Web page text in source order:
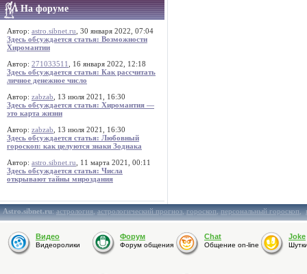
На форуме
Автор: astro.sibnet.ru , 30 января 2022, 07:04
Здесь обсуждается статья: Возможности
Хиромантии
Автор: 271033511
, 16 января 2022, 12:18
Здесь обсуждается статья: Как рассчитать
личное денежное число
Автор: zabzab , 13 июля 2021, 16:30
Здесь обсуждается статья: Хиромантия —
это карта жизни
Автор: zabzab , 13 июля 2021, 16:30
Здесь обсуждается статья: Любовный
гороскоп: как целуются знаки Зодиака
Автор: astro.sibnet.ru , 11 марта 2021, 00:11
Здесь обсуждается статья: Числа
открывают тайны мироздания
Astro.sibnet.ru:астрология,астрологический прогноз,гороскоп,персональный гороскоп,
Видео
Видеоролики
Форум
Форум общения
Chat
Общение on-line
Joke